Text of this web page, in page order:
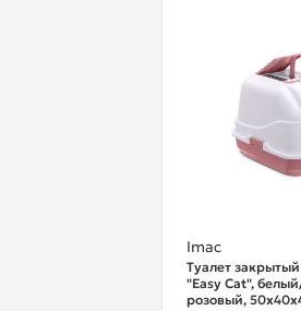
Imac
Туалет
"Easy Cat",
розовый,